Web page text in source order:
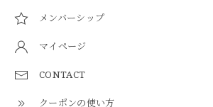
メンバーシップ
マイページ
CONTACT
クーポンの使い方